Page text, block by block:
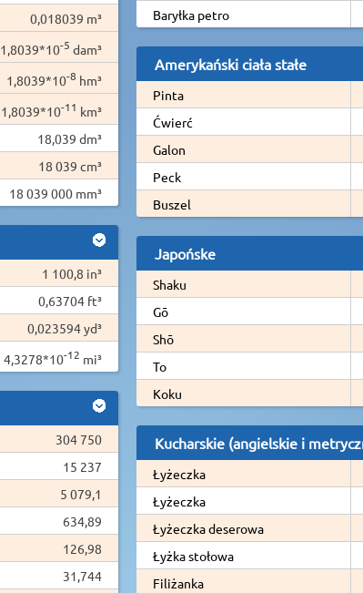
0,018039 m³
1,8039*10-5 dam³
1,8039*10-8 hm³
1,8039*10-11 km³
18,039 dm³
18 039 cm³
18 039 000 mm³
1 100,8 in³
0,63704 ft³
0,023594 yd³
4,3278*10-12 mi³
304 750
15 237
5 079,1
634,89
126,98
31,744
Baryłka petro
Amerykański ciała stałe
Pinta
Ćwierć
Galon
Peck
Buszel
Japońske
Shaku
Gō
Shō
To
Koku
Kucharskie (angielskie i
Łyżeczka
Łyżeczka
Łyżeczka deserowa
Łyżka stołowa
Filiżanka